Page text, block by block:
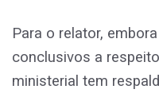
Para o relator,
conclusivos a
ministerial tem